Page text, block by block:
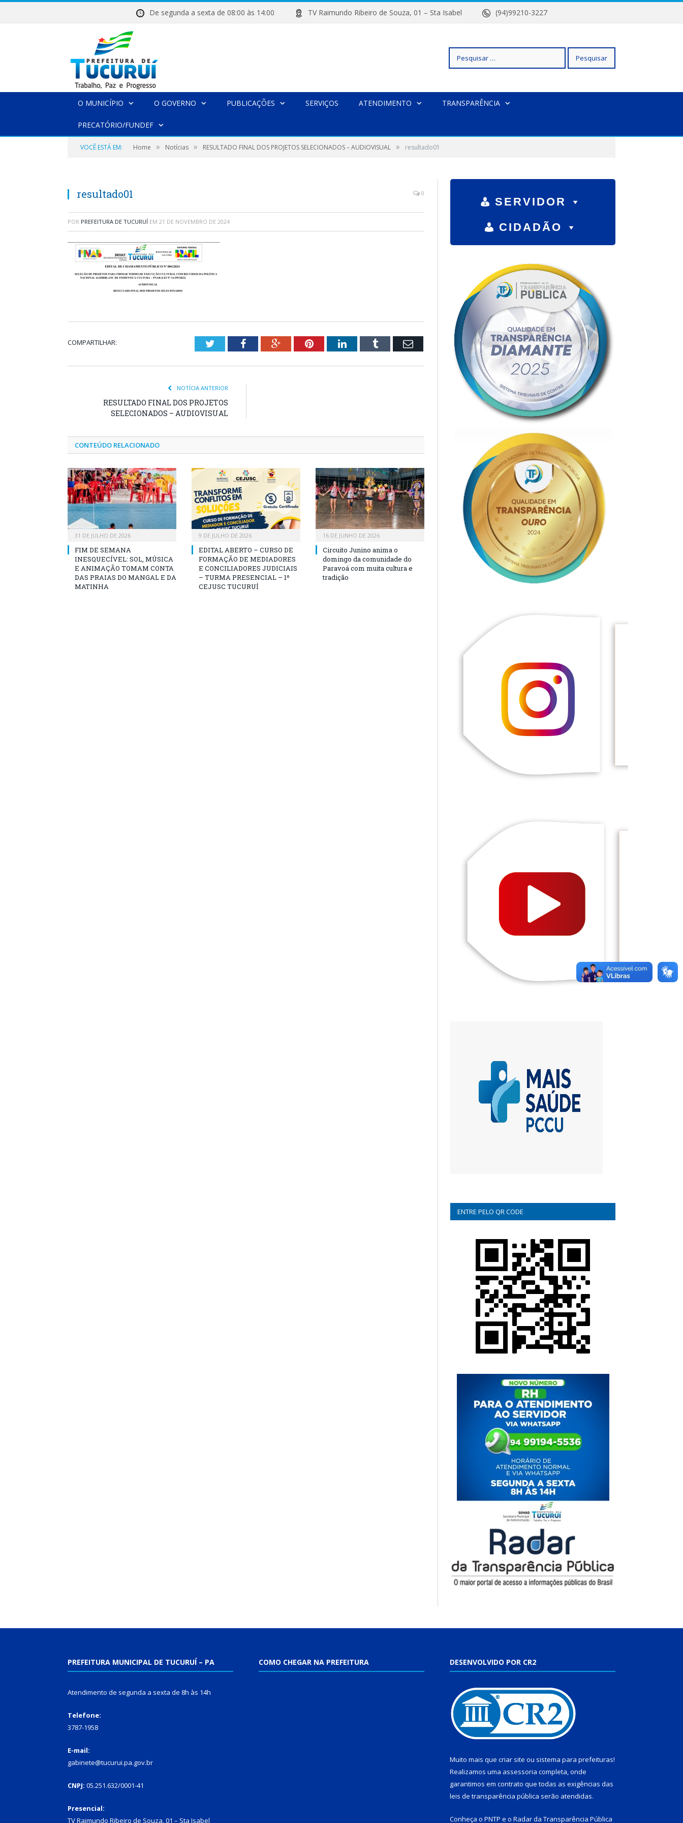
De segunda a sexta de 08:00 às 14:00 TV Raimundo Ribeiro de Souza, 01 – Sta Isabel (94)99210-3227
Pesquisar
O MUNICÍPIO O GOVERNO PUBLICAÇÕES SERVIÇOS ATENDIMENTO TRANSPARÊNCIA
PRECATÓRIO/FUNDEF
VOCÊ ESTÁ EM: Home » Notícias » RESULTADO FINAL DOS PROJETOS SELECIONADOS – AUDIOVISUAL » resultado01
resultado01 0
POR PREFEITURA DE TUCURUÍ EM 21 DE NOVEMBRO DE 2024
COMPARTILHAR: TwitterFacebookGoogle+PinterestLinkedInTumblr Email
NOTÍCIA ANTERIOR
RESULTADO FINAL DOS PROJETOS
SELECIONADOS – AUDIOVISUAL
CONTEÚDO RELACIONADO
31 DE JULHO DE 2026
FIM DE SEMANA
INESQUECÍVEL: SOL, MÚSICA
E ANIMAÇÃO TOMAM CONTA
DAS PRAIAS DO MANGAL E DA
MATINHA
9 DE JULHO DE 2026
EDITAL ABERTO – CURSO DE
FORMAÇÃO DE MEDIADORES
E CONCILIADORES JUDICIAIS
– TURMA PRESENCIAL – 1º
CEJUSC TUCURUÍ
16 DE JUNHO DE 2026
Circuito Junino anima o
domingo da comunidade do
Paravoá com muita cultura e
tradição
SERVIDOR
CIDADÃO
ENTRE PELO QR CODE
PREFEITURA MUNICIPAL DE TUCURUÍ – PA
Atendimento de segunda a sexta de 8h às 14h
Telefone:
3787-1958
E-mail:
gabinete@tucurui.pa.gov.br
CNPJ: 05.251.632/0001-41
Presencial:
TV Raimundo Ribeiro de Souza, 01 – Sta Isabel
COMO CHEGAR NA PREFEITURA DESENVOLVIDO POR CR2
Muito mais que criar site ou sistema para prefeituras!
Realizamos uma assessoria completa, onde
garantimos em contrato que todas as exigências das
leis de transparência pública serão atendidas.
Conheça o PNTP e o Radar da Transparência Pública